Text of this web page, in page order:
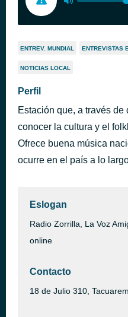
ENTREV. MUNDIAL ENTREVISTAS
NOTICIAS LOCAL
Perfil
Estación que, a través de
conocer la cultura y el
Ofrece buena música
ocurre en el país a lo
Eslogan
Radio Zorrilla, La Voz
online
Contacto
18 de Julio 310,